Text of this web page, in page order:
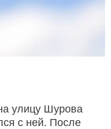
улицу Шурова
с ней. После